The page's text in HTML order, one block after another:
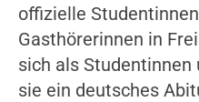
offizielle
Gasthörerinnen in
sich als Studentinnen
sie ein deutsches